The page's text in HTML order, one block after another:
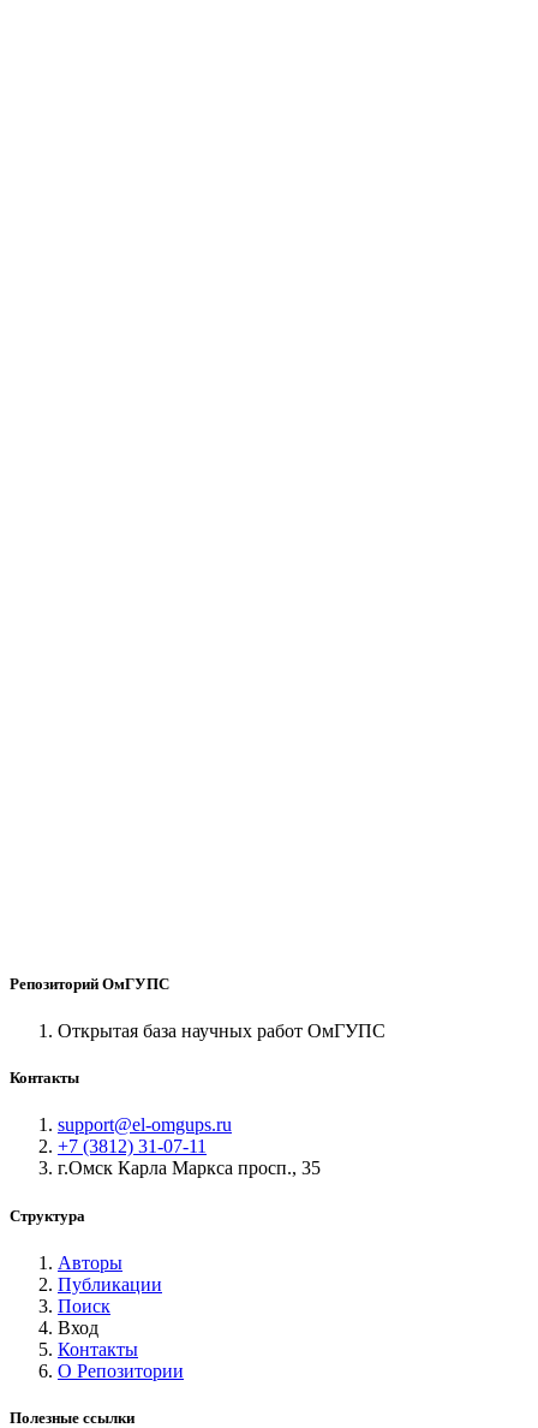
Репозиторий ОмГУПС
Открытая база научных работ ОмГУПС
Контакты
support@el-omgups.ru
+7 (3812) 31-07-11
г.Омск Карла Маркса просп., 35
Структура
Авторы
Публикации
Поиск
Вход
Контакты
О Репозитории
Полезные ссылки